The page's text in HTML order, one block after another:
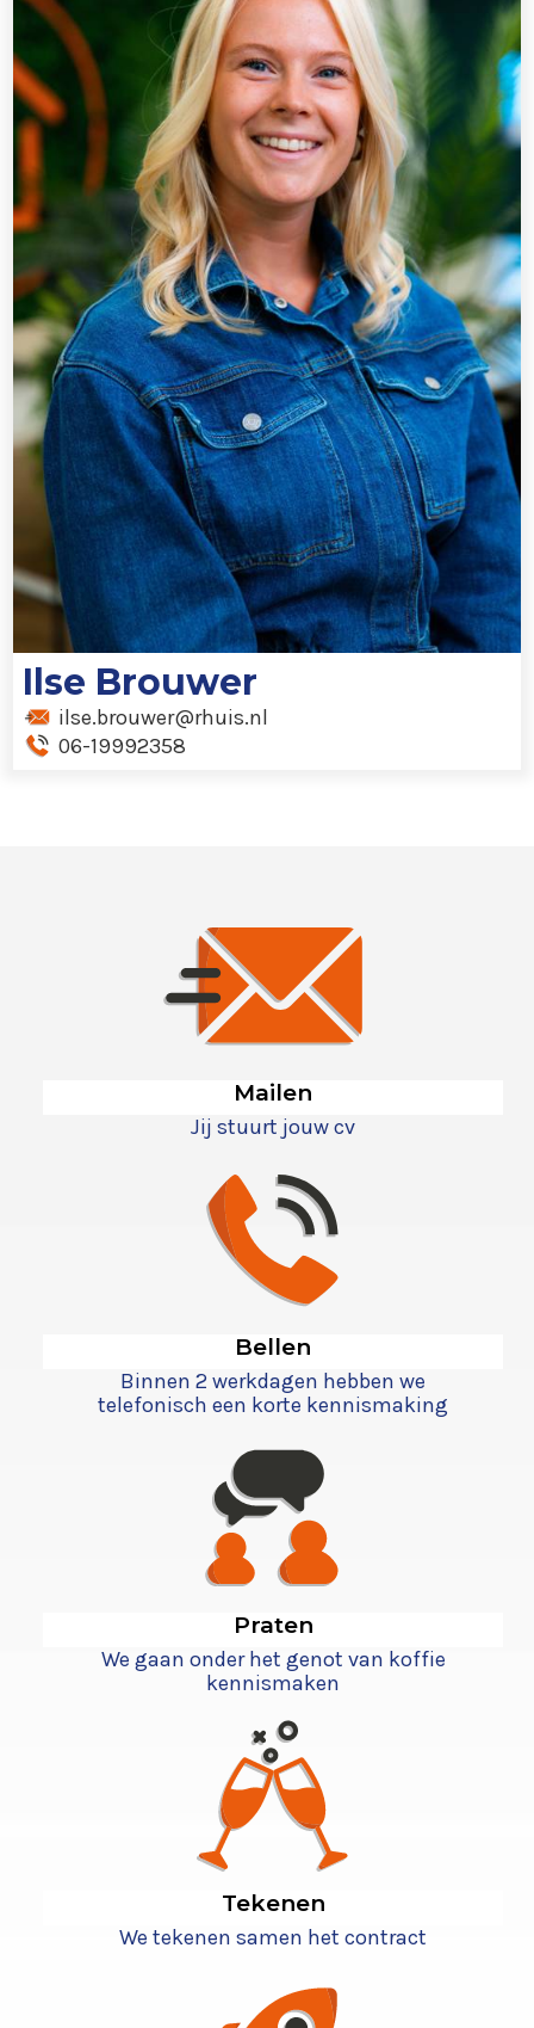
Ilse Brouwer
ilse.brouwer@rhuis.nl
06-19992358
Mailen
Jij stuurt jouw cv
Bellen
Binnen 2 werkdagen hebben we
telefonisch een korte kennismaking
Praten
We gaan onder het genot van koffie
kennismaken
Tekenen
We tekenen samen het contract